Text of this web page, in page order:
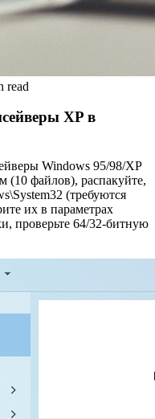
read
XP в
Windows 95/98/XP
(10 файлов), распакуйте,
(требуются
их в параметрах
проверьте 64/32‑битную